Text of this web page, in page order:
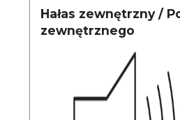
Hałas zewnętrzny /
zewnętrznego